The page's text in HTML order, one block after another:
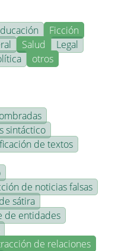
Ficción
Salud
Legal
otros
sintáctico
de textos
de noticias falsas
sátira
de entidades
de relaciones